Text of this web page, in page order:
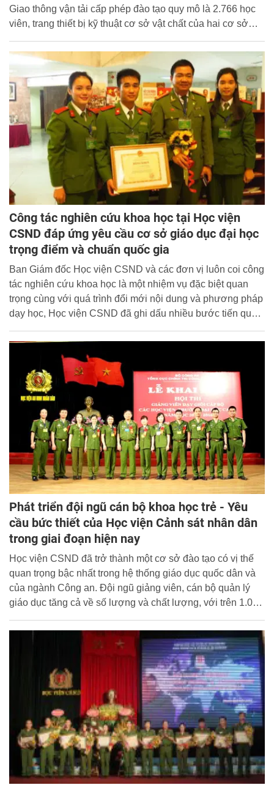
Giao thông vận tải cấp phép đào tạo quy mô là 2.766 học
viên, trang thiết bị kỹ thuật cơ sở vật chất của hai cơ sở
tạo và sát hạch lái xe.
Công tác nghiên cứu khoa học tại Học viện
CSND đáp ứng yêu cầu cơ sở giáo dục đại học
trọng điểm và chuẩn quốc gia
Ban Giám đốc Học viện CSND và các đơn vị luôn coi công
tác nghiên cứu khoa học là một nhiệm vụ đặc biệt quan
trọng cùng với quá trình đổi mới nội dung và phương pháp
dạy học, Học viện CSND đã ghi dấu nhiều bước tiến quan
định được vai trò là trung tâm nghiên cứu khoa học hàng
đầu của Bộ Công an.
Phát triển đội ngũ cán bộ khoa học trẻ - Yêu
cầu bức thiết của Học viện Cảnh sát nhân dân
trong giai đoạn hiện nay
Học viện CSND đã trở thành một cơ sở đào tạo có vị thế
quan trọng bậc nhất trong hệ thống giáo dục quốc dân và
của ngành Công an. Đội ngũ giảng viên, cán bộ quản lý
giáo dục tăng cả về số lượng và chất lượng, với trên 1.000
sư, 200 Tiến sĩ.